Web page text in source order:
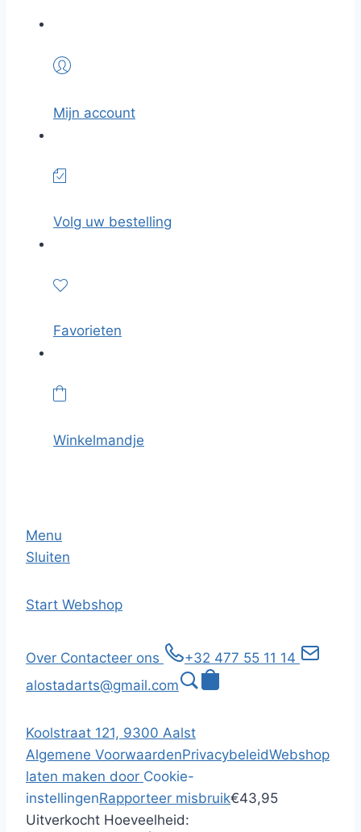
Mijn account
Volg uw bestelling
Favorieten
Winkelmandje
Menu
Sluiten
Start Webshop
Over Contacteer ons
+32 477 55 11 14
alostadarts@gmail.com
Koolstraat 121, 9300 Aalst
Algemene VoorwaardenPrivacybeleidWebshop
laten maken door Cookie-
instellingenRapporteer misbruik€43,95
Uitverkocht Hoeveelheid: